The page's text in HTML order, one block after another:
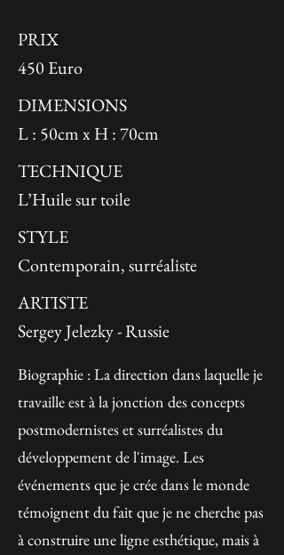
PRIX
450 Euro
DIMENSIONS
L : 50cm x H : 70cm
TECHNIQUE
L’Huile sur toile
STYLE
Contemporain, surréaliste
ARTISTE
Sergey Jelezky - Russie
Biographie : La direction dans laquelle je
travaille est à la jonction des concepts
postmodernistes et surréalistes du
développement de l'image. Les
événements que je crée dans le monde
témoignent du fait que je ne cherche pas
à construire une ligne esthétique, mais à